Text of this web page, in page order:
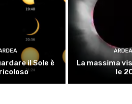
il Sole è
ARDEA
La massima
le